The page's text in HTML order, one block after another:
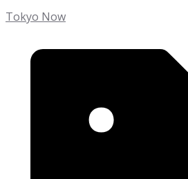
Tokyo Now